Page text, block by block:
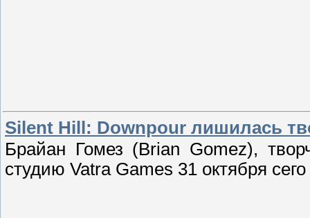
Silent Hill: Downpour лишилась
Брайан Гомез (Brian Gomez),
студию Vatra Games 31 октября сего